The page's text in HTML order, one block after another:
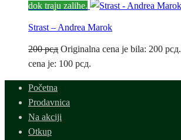
dok traju zalihe.
Strast – Andrea Marok
200рсд Originalna cena je bila: 200 рсд.
cena je: 100 рсд.
Početna
Prodavnica
Na akciji
Otkup